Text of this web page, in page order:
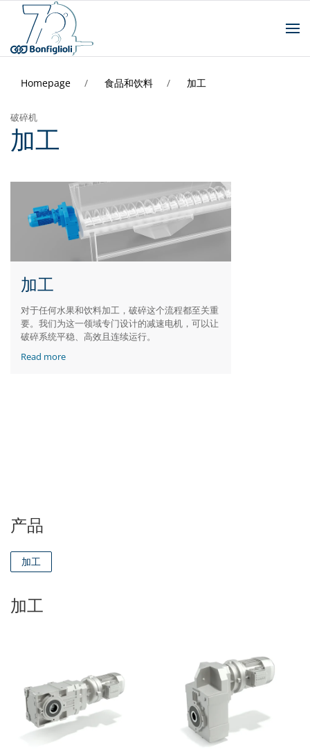
Homepage 食品和饮料 加工
破碎机
加工
加工
对于任何水果和饮料加工，破碎这个流程都至关重
要。我们为这一领域专门设计的减速电机，可以让
破碎系统平稳、高效且连续运行。
Read more
产品
加工
加工